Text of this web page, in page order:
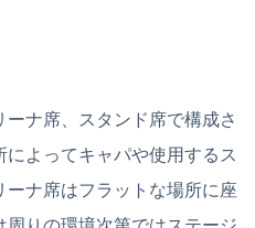
ナ席、スタンド席で構成さ
よってキャパや使用するス
ナ席はフラットな場所に座